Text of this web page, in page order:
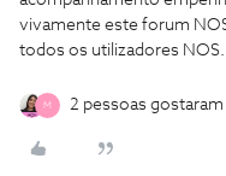
vivamente este forum
todos os utilizadores
M 2 pessoas gostaram